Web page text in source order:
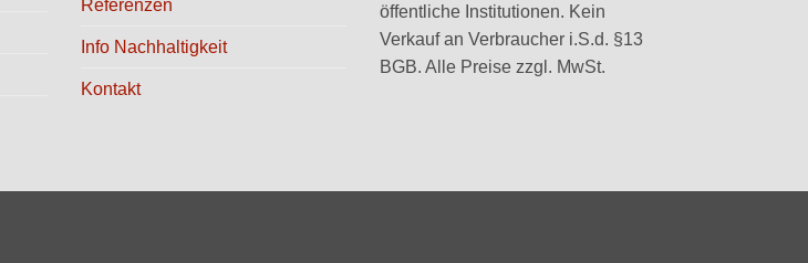
Referenzen
Info Nachhaltigkeit
Kontakt
öffentliche Institutionen. Kein
Verkauf an Verbraucher i.S.d. §13
BGB. Alle Preise zzgl. MwSt.